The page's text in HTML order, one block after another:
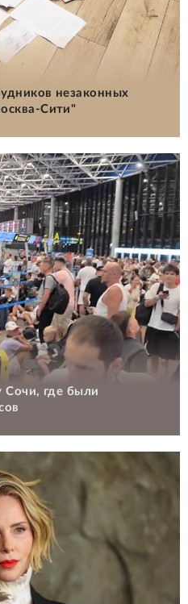
незаконных
Сити"
Сочи, где были